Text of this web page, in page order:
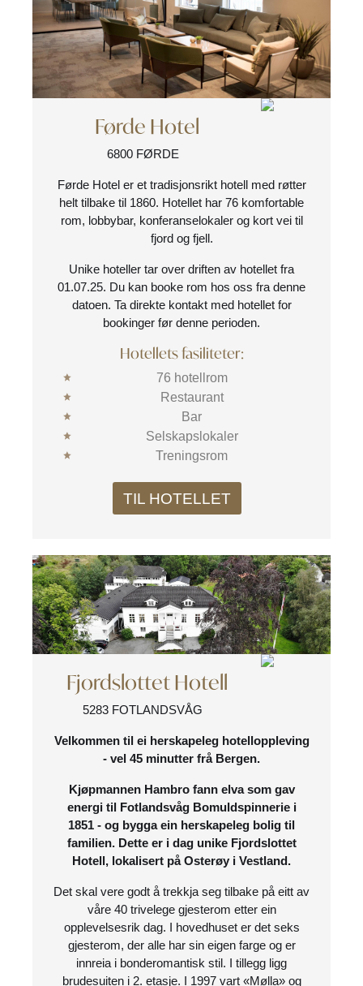
Førde Hotel
6800 FØRDE
Førde Hotel er et tradisjonsrikt hotell med røtter
helt tilbake til 1860. Hotellet har 76 komfortable
rom, lobbybar, konferanselokaler og kort vei til
fjord og fjell.
Unike hoteller tar over driften av hotellet fra
01.07.25. Du kan booke rom hos oss fra denne
datoen. Ta direkte kontakt med hotellet for
bookinger før denne perioden.
Hotellets fasiliteter:
76 hotellrom
Restaurant
Bar
Selskapslokaler
Treningsrom
TIL HOTELLET
Fjordslottet Hotell
5283 FOTLANDSVÅG
Velkommen til ei herskapeleg hotelloppleving
- vel 45 minutter frå Bergen.
Kjøpmannen Hambro fann elva som gav
energi til Fotlandsvåg Bomuldspinnerie i
1851 - og bygga ein herskapeleg bolig til
familien. Dette er i dag unike Fjordslottet
Hotell, lokalisert på Osterøy i Vestland.
Det skal vere godt å trekkja seg tilbake på eitt av
våre 40 trivelege gjesterom etter ein
opplevelsesrik dag. I hovedhuset er det seks
gjesterom, der alle har sin eigen farge og er
innreia i bonderomantisk stil. I tillegg ligg
brudesuiten i 2. etasje. I 1997 vart «Mølla» og